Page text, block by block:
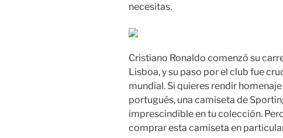
necesitas.
Cristiano Ronaldo comenzó su
Lisboa, y su paso por el club fue
mundial. Si quieres rendir
portugués, una camiseta de
imprescindible en tu colección.
comprar esta camiseta en